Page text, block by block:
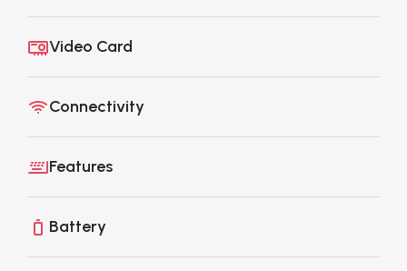
Video Card
Connectivity
Features
Battery